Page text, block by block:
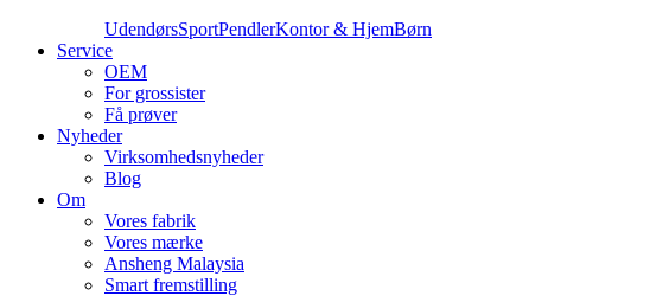
UdendørsSportPendlerKontor & HjemBørn
Service
OEM
For grossister
Få prøver
Nyheder
Virksomhedsnyheder
Blog
Om
Vores fabrik
Vores mærke
Ansheng Malaysia
Smart fremstilling